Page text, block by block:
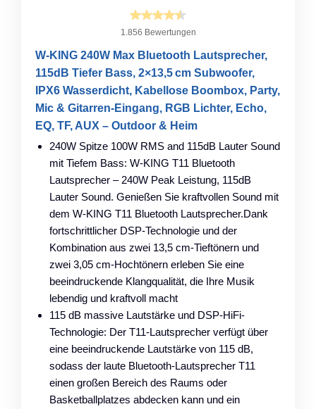
1.856 Bewertungen
W-KING 240W Max Bluetooth Lautsprecher,
115dB Tiefer Bass, 2×13,5 cm Subwoofer,
IPX6 Wasserdicht, Kabellose Boombox, Party,
Mic & Gitarren-Eingang, RGB Lichter, Echo,
EQ, TF, AUX – Outdoor & Heim
240W Spitze 100W RMS and 115dB Lauter Sound
mit Tiefem Bass: W-KING T11 Bluetooth
Lautsprecher – 240W Peak Leistung, 115dB
Lauter Sound. Genießen Sie kraftvollen Sound mit
dem W-KING T11 Bluetooth Lautsprecher.Dank
fortschrittlicher DSP-Technologie und der
Kombination aus zwei 13,5 cm-Tieftönern und
zwei 3,05 cm-Hochtönern erleben Sie eine
beeindruckende Klangqualität, die Ihre Musik
lebendig und kraftvoll macht
115 dB massive Lautstärke und DSP-HiFi-
Technologie: Der T11-Lautsprecher verfügt über
eine beeindruckende Lautstärke von 115 dB,
sodass der laute Bluetooth-Lautsprecher T11
einen großen Bereich des Raums oder
Basketballplatzes abdecken kann und ein